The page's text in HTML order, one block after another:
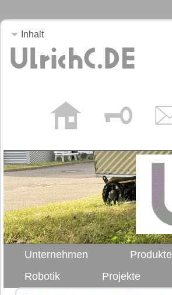
Inhalt
Unternehmen
Produkte
Robotik
Projekte